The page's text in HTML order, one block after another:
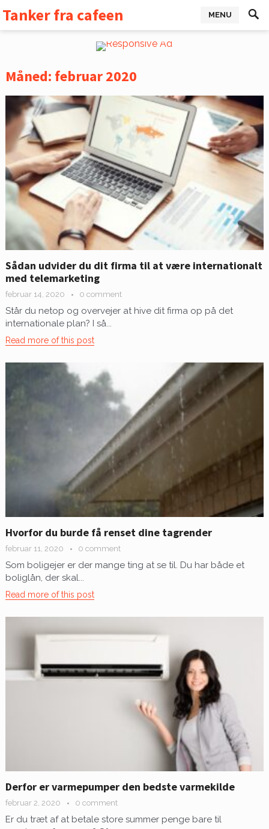
Tanker fra cafeen MENU
Måned: februar 2020
Sådan udvider du dit firma til at være internationalt
med telemarketing
februar 14, 2020 0 comment
Står du netop og overvejer at hive dit firma op på det
internationale plan? I så...
Read more of this post
Hvorfor du burde få renset dine tagrender
februar 11, 2020 0 comment
Som boligejer er der mange ting at se til. Du har både et
boliglån, der skal...
Read more of this post
Derfor er varmepumper den bedste varmekilde
februar 2, 2020 0 comment
Er du træt af at betale store summer penge bare til